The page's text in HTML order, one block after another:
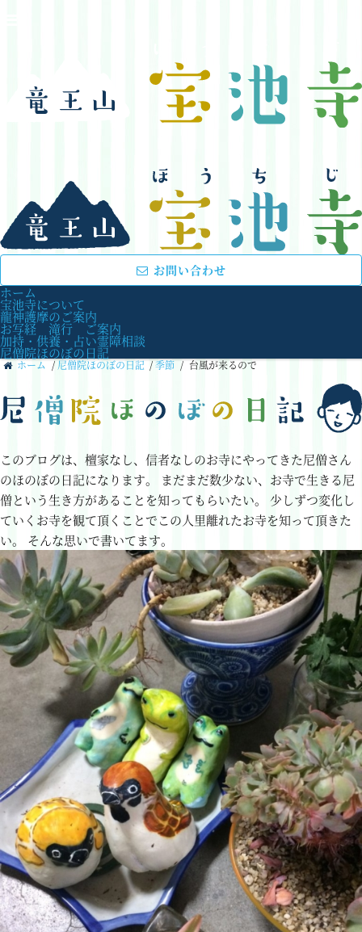
お問い合わせ
ホーム
宝池寺について
龍神護摩のご案内
お写経 滝行 ご案内
加持・供養・占い霊障相談
尼僧院ほのぼの日記
ホーム / 尼僧院ほのぼの日記 /季節 / 台風が来るので
このブログは、檀家なし、信者なしのお寺にやってきた尼僧さん
のほのぼの日記になります。 まだまだ数少ない、お寺で生きる尼
僧という生き方があることを知ってもらいたい。
少しずつ変化し
ていくお寺を観て頂くことでこの人里離れたお寺を知って頂きた
い。 そんな思いで書いてます。